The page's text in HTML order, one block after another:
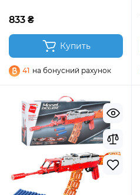
833 ₴
Купить
41 на бонусний рахунок